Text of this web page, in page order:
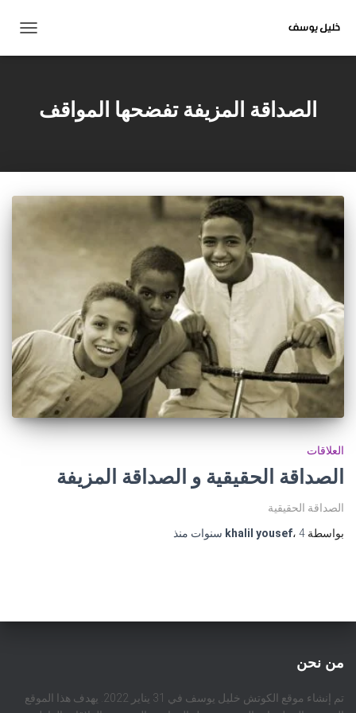
التنقل
الصداقة المزيفة تفضحها المواقف
العلاقات
الصداقة الحقيقية و الصداقة المزيفة
الصداقة الحقيقية
بواسطة
khalil yousef، 4 سنوات منذ
من نحن
تم إنشاء موقع الكوتش خليل يوسف في 31 يناير 2022. يهدف هذا الموقع